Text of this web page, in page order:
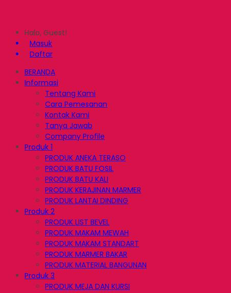
Halo, Guest!
Masuk
Daftar
BERANDA
Informasi
Tentang Kami
Cara Pemesanan
Kontak Kami
Tanya Jawab
Company Profile
Produk 1
PRODUK ANEKA TERASO
PRODUK BATU FOSIL
PRODUK BATU KALI
PRODUK KERAJINAN MARMER
PRODUK LANTAI DINDING
Produk 2
PRODUK LIST BEVEL
PRODUK MAKAM MEWAH
PRODUK MAKAM STANDART
PRODUK MARMER BAKAR
PRODUK MATERIAL BANGUNAN
Produk 3
PRODUK MEJA DAN KURSI